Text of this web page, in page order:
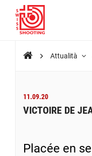
Attualità
11.09.20
VICTOIRE DE
Placée en